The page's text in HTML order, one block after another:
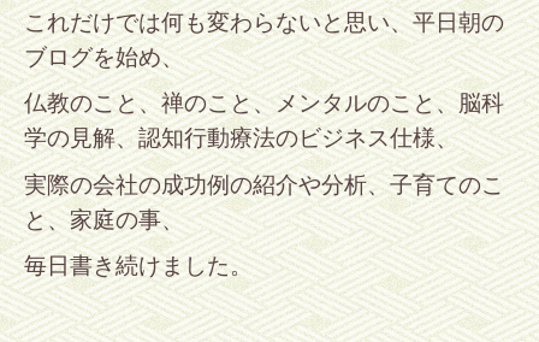
これだけでは何も変わらないと思い、平日朝の
ブログを始め、
仏教のこと、禅のこと、メンタルのこと、脳科
学の見解、認知行動療法のビジネス仕様、
実際の会社の成功例の紹介や分析、子育てのこ
と、家庭の事、
毎日書き続けました。